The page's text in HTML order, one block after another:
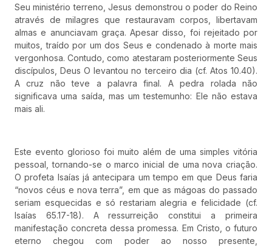
Seu ministério terreno, Jesus demonstrou o poder do Reino
através de milagres que restauravam corpos, libertavam
almas e anunciavam graça. Apesar disso, foi rejeitado por
muitos, traído por um dos Seus e condenado à morte mais
vergonhosa. Contudo, como atestaram posteriormente Seus
discípulos, Deus O levantou no terceiro dia (cf. Atos 10.40).
A cruz não teve a palavra final. A pedra rolada não
significava uma saída, mas um testemunho: Ele não estava
mais ali.
Este evento glorioso foi muito além de uma simples vitória
pessoal, tornando-se o marco inicial de uma nova criação.
O profeta Isaías já antecipara um tempo em que Deus faria
“novos céus e nova terra”, em que as mágoas do passado
seriam esquecidas e só restariam alegria e felicidade (cf.
Isaías 65.17-18). A ressurreição constitui a primeira
manifestação concreta dessa promessa. Em Cristo, o futuro
eterno chegou com poder ao nosso presente,